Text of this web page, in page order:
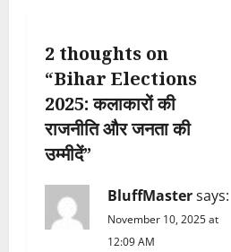
g
a
t
i
o
2 thoughts on
“Bihar Elections
2025: कलाकारों की
राजनीति और जनता की
उम्मीदें”
BluffMastersays:
November 10, 2025 at
12:09 AM